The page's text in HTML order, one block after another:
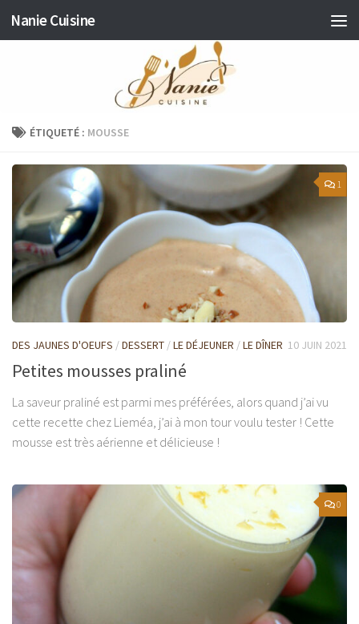
Skip to content
Nanie Cuisine
ÉTIQUETÉ : MOUSSE
1
DES JAUNES D'OEUFS /DESSERT /LE DÉJEUNER /LE DÎNER 10 JUIN 2021
Petites mousses praliné
La saveur praliné est parmi mes préférées, alors quand j’ai vu
cette recette chez Lieméa, j’ai à mon tour voulu tester ! Cette
mousse est très aérienne et délicieuse !
0